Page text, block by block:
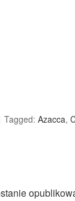
Tagged:Azacca,